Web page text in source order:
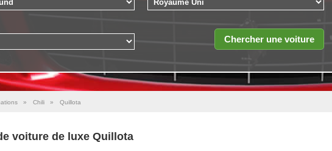
» Chili » Quillota
voiture de luxe Quillota